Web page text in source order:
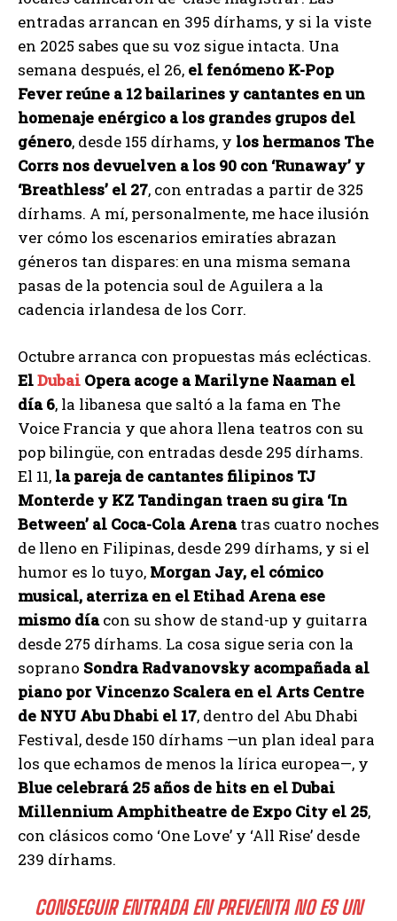
entradas arrancan en 395 dírhams, y si la viste
en 2025 sabes que su voz sigue intacta. Una
semana después, el 26, el fenómeno K-Pop
Fever reúne a 12 bailarines y cantantes en un
homenaje enérgico a los grandes grupos del
género, desde 155 dírhams, y los hermanos The
Corrs nos devuelven a los 90 con ‘Runaway’ y
‘Breathless’ el 27, con entradas a partir de 325
dírhams. A mí, personalmente, me hace ilusión
ver cómo los escenarios emiratíes abrazan
géneros tan dispares: en una misma semana
pasas de la potencia soul de Aguilera a la
cadencia irlandesa de los Corr.
Octubre arranca con propuestas más eclécticas.
ElDubai Opera acoge a Marilyne Naaman el
día 6, la libanesa que saltó a la fama en The
Voice Francia y que ahora llena teatros con su
pop bilingüe, con entradas desde 295 dírhams.
El 11, la pareja de cantantes filipinos TJ
Monterde y KZ Tandingan traen su gira ‘In
Between’ al Coca-Cola Arenatras cuatro noches
de lleno en Filipinas, desde 299 dírhams, y si el
humor es lo tuyo, Morgan Jay, el cómico
musical, aterriza en el Etihad Arena ese
mismo díacon su show de stand-up y guitarra
desde 275 dírhams. La cosa sigue seria con la
soprano Sondra Radvanovsky acompañada al
piano por Vincenzo Scalera en el Arts Centre
de NYU Abu Dhabi el 17, dentro del Abu Dhabi
Festival, desde 150 dírhams —un plan ideal para
los que echamos de menos la lírica europea—, y
Blue celebrará 25 años de hits en el Dubai
Millennium Amphitheatre de Expo City el 25,
con clásicos como ‘One Love’ y ‘All Rise’ desde
239 dírhams.
CONSEGUIR ENTRADA EN PREVENTA NO ES UN